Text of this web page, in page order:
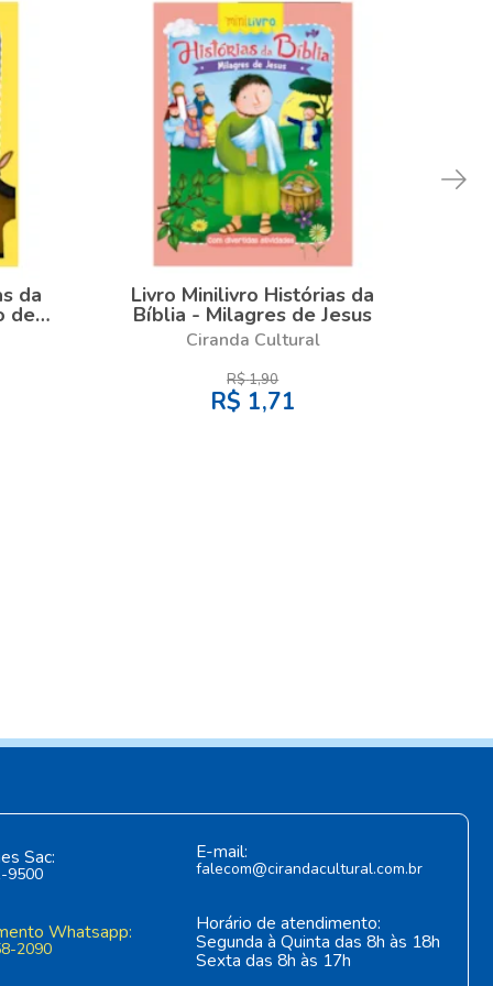
da
de
Livro Minilivro Histórias da
Bíblia - Milagres de Jesus
Ciranda Cultural
R$1,90
R$ 1,71
Sac:
9500
E-mail:
falecom@cirandacultural.com.br
Whatsapp:
2090
Horário de atendimento:
Segunda à Quinta das 8h às 18h
Sexta das 8h às 17h